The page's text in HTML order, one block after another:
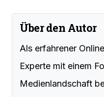
Über den Autor
Als erfahrener
Experte mit einem
Medienlandschaft